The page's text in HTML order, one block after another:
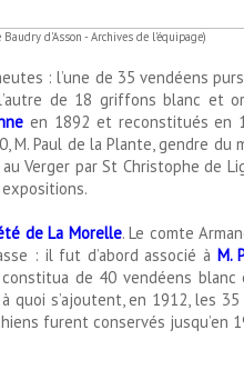
d'Asson - Archives de l'équipage)
: l’une de 35 vendéens
de 18 griffons blanc et
en 1892 et reconstitués en
M. Paul de la Plante, gendre du
au Verger par St Christophe de
de La Morelle. Le comte
: il fut d’abord associé à M.
de 40 vendéens blanc
quoi s’ajoutent, en 1912, les
furent conservés jusqu’en